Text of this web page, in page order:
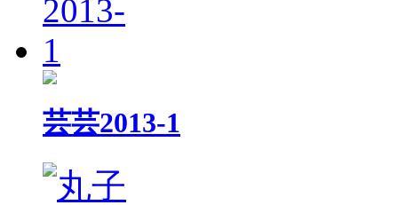
芸芸2013-1